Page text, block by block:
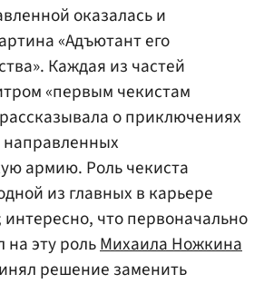
оказалась и
«Адъютант его
Каждая из частей
«первым чекистам
о приключениях
направленных
армию. Роль чекиста
из главных в карьере
интересно, что первоначально
на эту рольМихаила Ножкина
решение заменить